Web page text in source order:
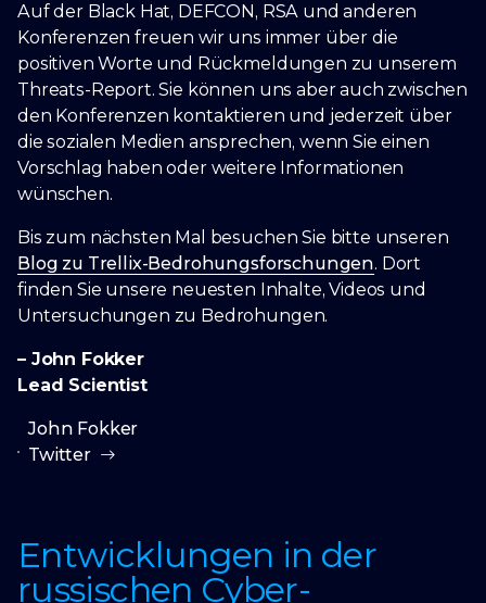
Auf der Black Hat, DEFCON, RSA und anderen
Konferenzen freuen wir uns immer über die
positiven Worte und Rückmeldungen zu unserem
Threats-Report. Sie können uns aber auch zwischen
den Konferenzen kontaktieren und jederzeit über
die sozialen Medien ansprechen, wenn Sie einen
Vorschlag haben oder weitere Informationen
wünschen.
Bis zum nächsten Mal besuchen Sie bitte unseren
Blog zu Trellix-Bedrohungsforschungen. Dort
finden Sie unsere neuesten Inhalte, Videos und
Untersuchungen zu Bedrohungen.
– John Fokker
Lead Scientist
John Fokker
Twitter
Entwicklungen in der
russischen Cyber-